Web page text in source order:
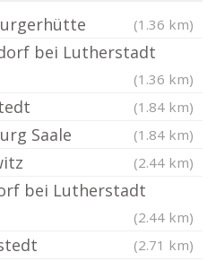
(1.36 km)
bei Lutherstadt
(1.36 km)
(1.84 km)
Saale (1.84 km)
(2.44 km)
bei Lutherstadt
(2.44 km)
(2.71 km)